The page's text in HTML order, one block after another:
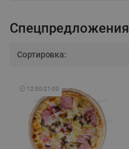
Спецпредложения
Сортировка:
🕘 12:00-21:00